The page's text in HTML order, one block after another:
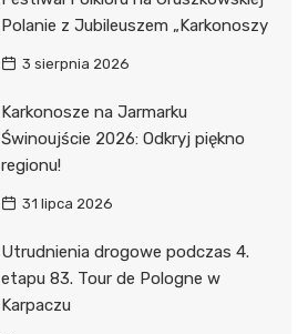
Polanie z Jubileuszem „Karkonoszy
3 sierpnia 2026
Karkonosze na Jarmarku
Świnoujście 2026: Odkryj piękno
regionu!
31 lipca 2026
Utrudnienia drogowe podczas 4.
etapu 83. Tour de Pologne w
Karpaczu